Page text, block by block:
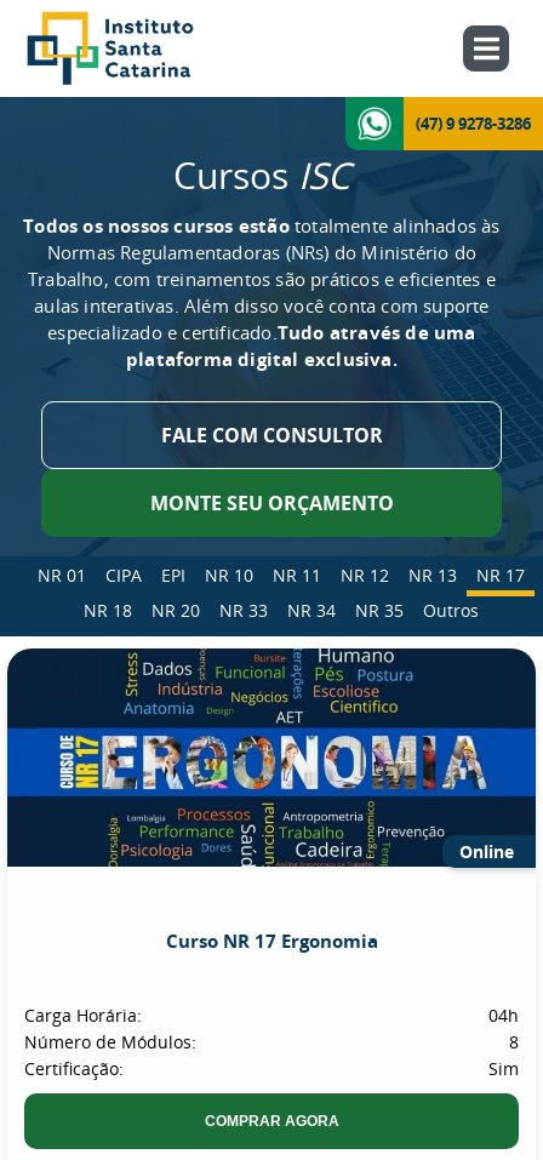
(47) 9 9278-3286
Cursos ISC
Todos os nossos cursos estãototalmente alinhados às
Normas Regulamentadoras (NRs) do Ministério do
Trabalho, com treinamentos são práticos e eficientes e
aulas interativas. Além disso você conta com suporte
especializado e certificado.Tudo através de uma
plataforma digital exclusiva.
FALE COM CONSULTOR
MONTE SEU ORÇAMENTO
NR 01 CIPA EPI NR 10 NR 11 NR 12 NR 13
NR 17
NR 18
NR 20 NR 33 NR 34 NR 35 Outros
Online
Curso NR 17 Ergonomia
Carga Horária:
04h
Número de Módulos:
8
Certificação:
Sim
COMPRAR AGORA